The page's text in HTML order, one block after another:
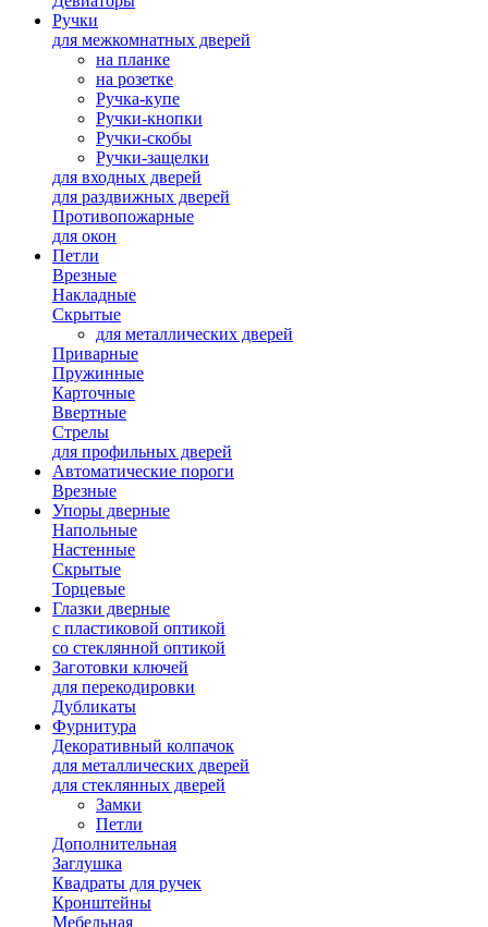
Ручки
для межкомнатных дверей
на планке
на розетке
Ручка-купе
Ручки-кнопки
Ручки-скобы
Ручки-защелки
для входных дверей
для раздвижных дверей
Противопожарные
для окон
Петли
Врезные
Накладные
Скрытые
для металлических дверей
Приварные
Пружинные
Карточные
Ввертные
Стрелы
для профильных дверей
Автоматические пороги
Врезные
Упоры дверные
Напольные
Настенные
Скрытые
Торцевые
Глазки дверные
с пластиковой оптикой
со стеклянной оптикой
Заготовки ключей
для перекодировки
Дубликаты
Фурнитура
Декоративный колпачок
для металлических дверей
для стеклянных дверей
Замки
Петли
Дополнительная
Заглушка
Квадраты для ручек
Кронштейны
Мебельная